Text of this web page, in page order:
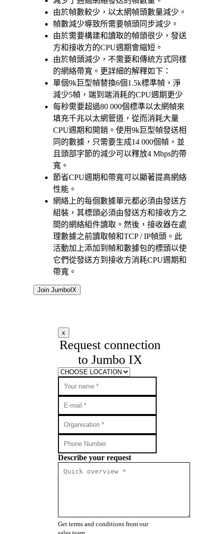
由於幀數較少，以太網幀頭數量減少。
幀數減少導致所需要幀頭同步減少。
由於需要構建和讀取的幀頭很少，發送
方和接收方的CPU週期會縮短。
由於幀頭減少，不需要和傳統方式同樣
的網絡帶寬。更詳細的解釋如下：
單個9k巨型幀替換6個1.5k標準幀，淨
減少5幀，端到端消耗的CPU週期更少
每秒需要超過80 000個標準以太網幀來
填充千兆以太網管道，從而消耗大量
CPU週期和開銷。使用9k巨型幀發送相
同的數據，只需要生成14 000個幀，並
且頭部字節的減少可以釋放4 Mbps的帶
寬。
節省CPU週期和帶寬可以顯著提高網絡
性能。
網絡上的每個數據單元都必須由發送方
組裝，其標頭必須由發送方和接收方之
間的網絡組件讀取。然後，接收器在處
理數據之前讀取幀和TCP / IP幀頭。此
活動加上添加到幀和數據包的標頭以使
它們從發送方到接收方消耗CPU週期和
帶寬。
Join JumboIX
x
Request connection
to Jumbo IX
Describe your request
Get terms and conditions from our